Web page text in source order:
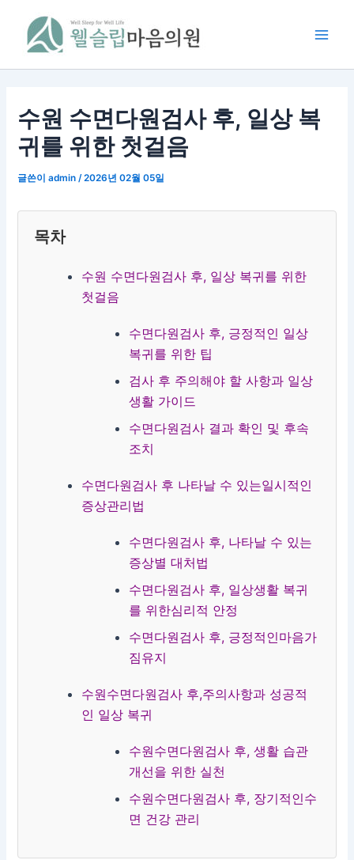
로
수원 수면다원검사 후, 일상 복
귀를 위한 첫걸음
글쓴이admin/2026년 02월 05일
목차
수원 수면다원검사 후, 일상 복귀를 위한
첫걸음
수면다원검사 후, 긍정적인 일상
복귀를 위한 팁
검사 후 주의해야 할 사항과 일상
생활 가이드
수면다원검사 결과 확인 및 후속
조치
수면다원검사 후 나타날 수 있는일시적인
증상관리법
수면다원검사 후, 나타날 수 있는
증상별 대처법
수면다원검사 후, 일상생활 복귀
를 위한심리적 안정
수면다원검사 후, 긍정적인마음가
짐유지
수원수면다원검사 후,주의사항과 성공적
인 일상 복귀
수원수면다원검사 후, 생활 습관
개선을 위한 실천
수원수면다원검사 후, 장기적인수
면 건강 관리